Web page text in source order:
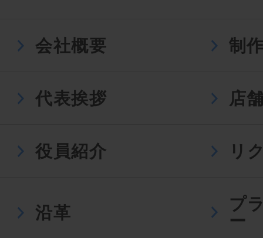
会社概要 制
代表挨拶 店
役員紹介 リ
沿革
プ
ー